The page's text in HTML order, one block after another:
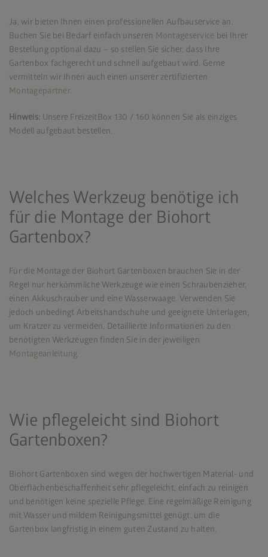
Ja, wir bieten Ihnen einen professionellen Aufbauservice an.
Buchen Sie bei Bedarf einfach unseren Montageservice bei Ihrer
Bestellung optional dazu – so stellen Sie sicher, dass Ihre
Gartenbox fachgerecht und schnell aufgebaut wird. Gerne
vermitteln wir Ihnen auch einen unserer zertifizierten
Montagepartner.
Hinweis: Unsere FreizeitBox 130 / 160 können Sie als einziges
Modell aufgebaut bestellen.
Welches Werkzeug benötige ich
für die Montage der Biohort
Gartenbox?
Für die Montage der Biohort Gartenboxen brauchen Sie in der
Regel nur herkömmliche Werkzeuge wie einen Schraubenzieher,
einen Akkuschrauber und eine Wasserwaage. Verwenden Sie
jedoch unbedingt Arbeitshandschuhe und geeignete Unterlagen,
um Kratzer zu vermeiden. Detaillierte Informationen zu den
benötigten Werkzeugen finden Sie in der jeweiligen
Montageanleitung.
Wie pflegeleicht sind Biohort
Gartenboxen?
Biohort Gartenboxen sind wegen der hochwertigen Material- und
Oberflächenbeschaffenheit sehr pflegeleicht, einfach zu reinigen
und benötigen keine spezielle Pflege. Eine regelmäßige Reinigung
mit Wasser und mildem Reinigungsmittel genügt, um die
Gartenbox langfristig in einem guten Zustand zu halten.